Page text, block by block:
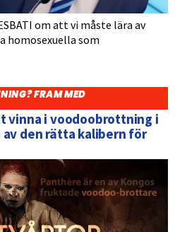
om att vi måste lära av
homosexuella som
FRAM MED
vinna i voodoobrottning i
av den rätta kalibern för